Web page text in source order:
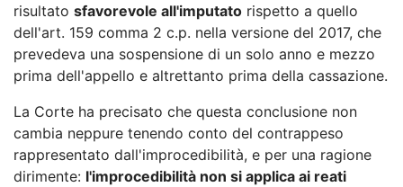
risultato sfavorevole all'imputato rispetto a quello
dell'art. 159 comma 2 c.p. nella versione del 2017, che
prevedeva una sospensione di un solo anno e mezzo
prima dell'appello e altrettanto prima della cassazione.
La Corte ha precisato che questa conclusione non
cambia neppure tenendo conto del contrappeso
rappresentato dall'improcedibilità, e per una ragione
dirimente: l'improcedibilità non si applica ai reati